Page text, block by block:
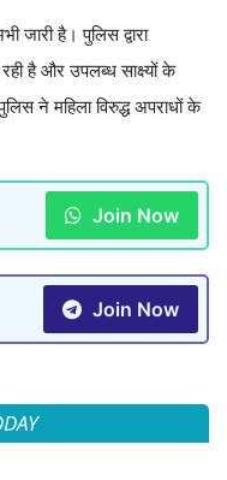
जारी है। पुलिस द्वारा
है और उपलब्ध साक्ष्यों के
ने महिला विरुद्ध अपराधों के
Join Now
Join Now